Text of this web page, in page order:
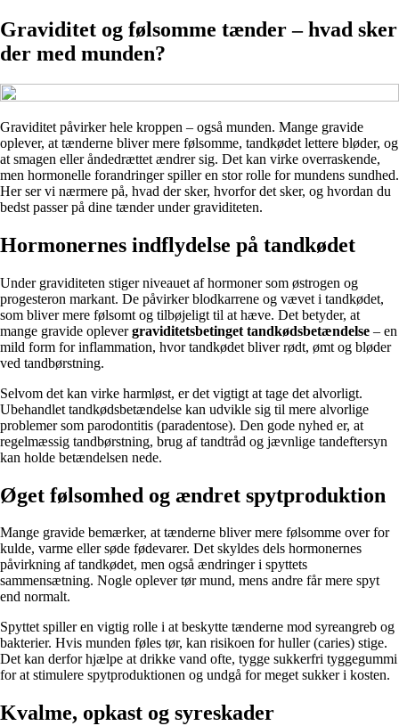
Graviditet og følsomme tænder – hvad sker
der med munden?
Graviditet påvirker hele kroppen – også munden. Mange gravide
oplever, at tænderne bliver mere følsomme, tandkødet lettere bløder, og
at smagen eller åndedrættet ændrer sig. Det kan virke overraskende,
men hormonelle forandringer spiller en stor rolle for mundens sundhed.
Her ser vi nærmere på, hvad der sker, hvorfor det sker, og hvordan du
bedst passer på dine tænder under graviditeten.
Hormonernes indflydelse på tandkødet
Under graviditeten stiger niveauet af hormoner som østrogen og
progesteron markant. De påvirker blodkarrene og vævet i tandkødet,
som bliver mere følsomt og tilbøjeligt til at hæve. Det betyder, at
mange gravide oplevergraviditetsbetinget tandkødsbetændelse – en
mild form for inflammation, hvor tandkødet bliver rødt, ømt og bløder
ved tandbørstning.
Selvom det kan virke harmløst, er det vigtigt at tage det alvorligt.
Ubehandlet tandkødsbetændelse kan udvikle sig til mere alvorlige
problemer som parodontitis (paradentose). Den gode nyhed er, at
regelmæssig tandbørstning, brug af tandtråd og jævnlige tandeftersyn
kan holde betændelsen nede.
Øget følsomhed og ændret spytproduktion
Mange gravide bemærker, at tænderne bliver mere følsomme over for
kulde, varme eller søde fødevarer. Det skyldes dels hormonernes
påvirkning af tandkødet, men også ændringer i spyttets
sammensætning. Nogle oplever tør mund, mens andre får mere spyt
end normalt.
Spyttet spiller en vigtig rolle i at beskytte tænderne mod syreangreb og
bakterier. Hvis munden føles tør, kan risikoen for huller (caries) stige.
Det kan derfor hjælpe at drikke vand ofte, tygge sukkerfri tyggegummi
for at stimulere spytproduktionen og undgå for meget sukker i kosten.
Kvalme, opkast og syreskader